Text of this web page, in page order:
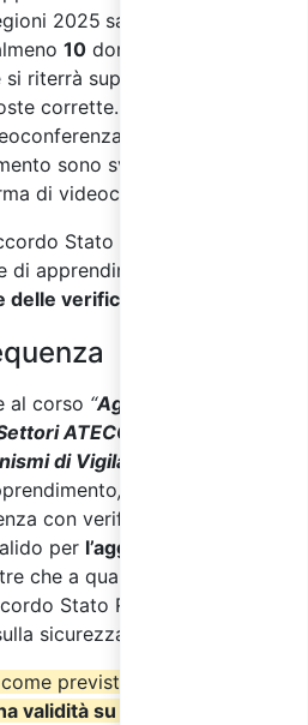
2025 sarà sottoposto ai
10 domande a
riterrà superato con
corrette.
sincrona le
sono svolte online, per
di videoconferenza.
Stato Regioni 2025, i
apprendimento saranno
delle verifiche finali
al corso “Aggiornamento
ATECO – Modelli
di Vigilanza
,
con verifica
per l’aggiornamento
che a quanto previsto
Stato Regioni del
sicurezza (D.I. 6/3/13).
previsto dall’
validità su tutto il territorio